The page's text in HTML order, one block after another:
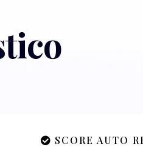
SCORE AUTO